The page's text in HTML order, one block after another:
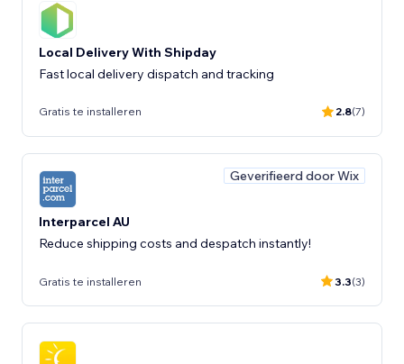
Local Delivery With Shipday
Fast local delivery dispatch and tracking
Gratis te installeren 2.8(7)
Geverifieerd door Wix
Interparcel AU
Reduce shipping costs and despatch instantly!
Gratis te installeren 3.3(3)